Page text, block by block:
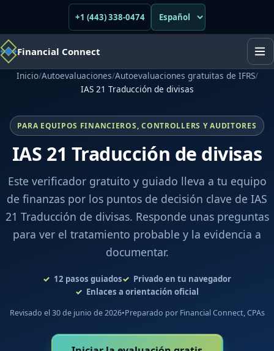
+1 (443) 338-0474
Financial Connect
Inicio/Autoevaluaciones/Autoevaluaciones gratuitas de IFRS/
IAS 21 Traducción de divisas
PARA EQUIPOS FINANCIEROS, CONTROLLERS Y AUDITORES
IAS 21 Traducción de divisas
Este verificador gratuito y guiado lleva a tu equipo
de finanzas por los puntos de decisión clave de IAS
21 Traducción de divisas. Responde unas preguntas
para ver el tratamiento probable y la evidencia a
documentar.
12 pasos guiados
Privado en tu navegador
Enlaces a orientación oficial
Revisado el 30 de junio de 2026•Preparado por Financial Connect, CPAs